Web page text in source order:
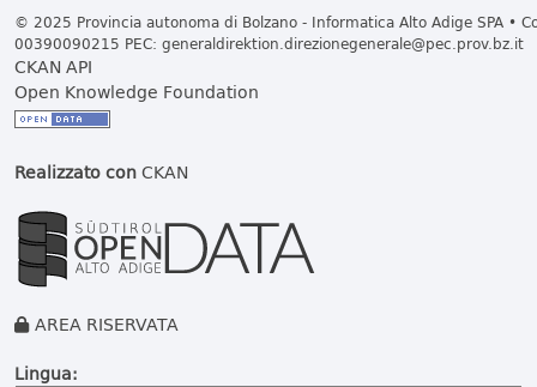
© 2025 Provincia autonoma di Bolzano - Informatica Alto Adige SPA •
00390090215 PEC: generaldirektion.direzionegenerale@pec.prov.bz.it
CKAN API
Open Knowledge Foundation
Realizzato conCKAN
AREA RISERVATA
Lingua